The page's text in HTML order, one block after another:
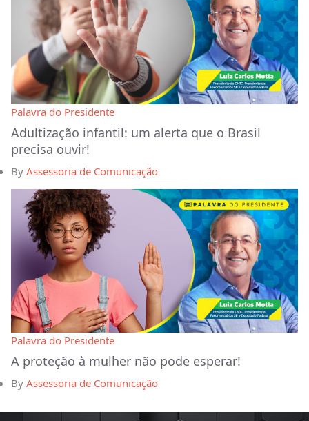
Palavra do Presidente
Adultização infantil: um alerta que o Brasil
precisa ouvir!
By Assessoria de Comunicação
Palavra do Presidente
A proteção à mulher não pode esperar!
By Assessoria de Comunicação